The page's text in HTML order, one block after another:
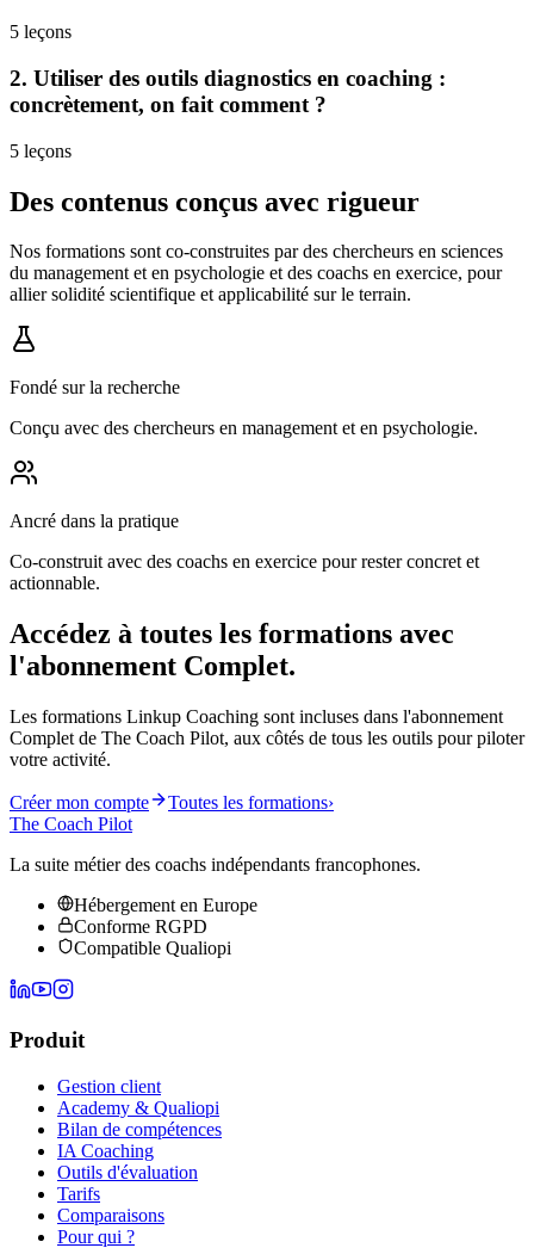
5 leçons
2. Utiliser des outils diagnostics en coaching :
concrètement, on fait comment ?
5 leçons
Des contenus conçus avec rigueur
Nos formations sont co-construites par des chercheurs en sciences
du management et en psychologie et des coachs en exercice, pour
allier solidité scientifique et applicabilité sur le terrain.
Fondé sur la recherche
Conçu avec des chercheurs en management et en psychologie.
Ancré dans la pratique
Co-construit avec des coachs en exercice pour rester concret et
actionnable.
Accédez à toutes les formations avec
l'abonnement Complet.
Les formations Linkup Coaching sont incluses dans l'abonnement
Complet de The Coach Pilot, aux côtés de tous les outils pour piloter
votre activité.
Créer mon compte Toutes les formations›
The Coach Pilot
La suite métier des coachs indépendants francophones.
Hébergement en Europe
Conforme RGPD
Compatible Qualiopi
Produit
Gestion client
Academy & Qualiopi
Bilan de compétences
IA Coaching
Outils d'évaluation
Tarifs
Comparaisons
Pour qui ?